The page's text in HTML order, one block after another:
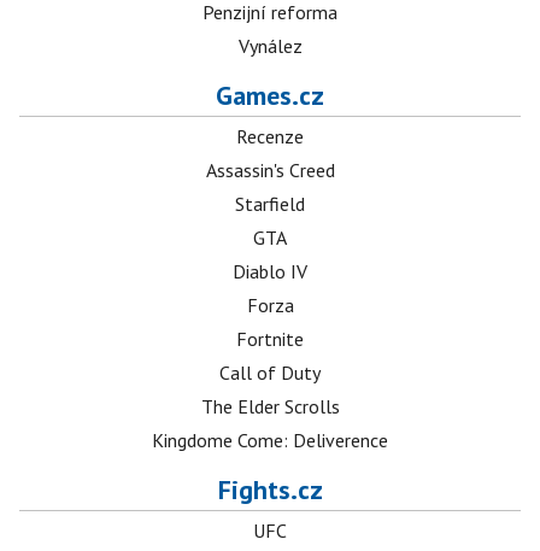
Penzijní reforma
Vynález
Games.cz
Recenze
Assassin's Creed
Starfield
GTA
Diablo IV
Forza
Fortnite
Call of Duty
The Elder Scrolls
Kingdome Come: Deliverence
Fights.cz
UFC